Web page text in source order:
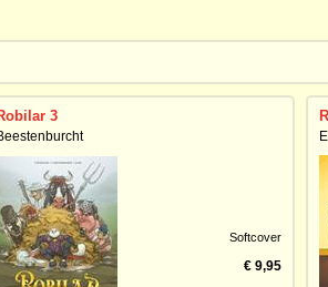
3
Softcover
€ 9,95